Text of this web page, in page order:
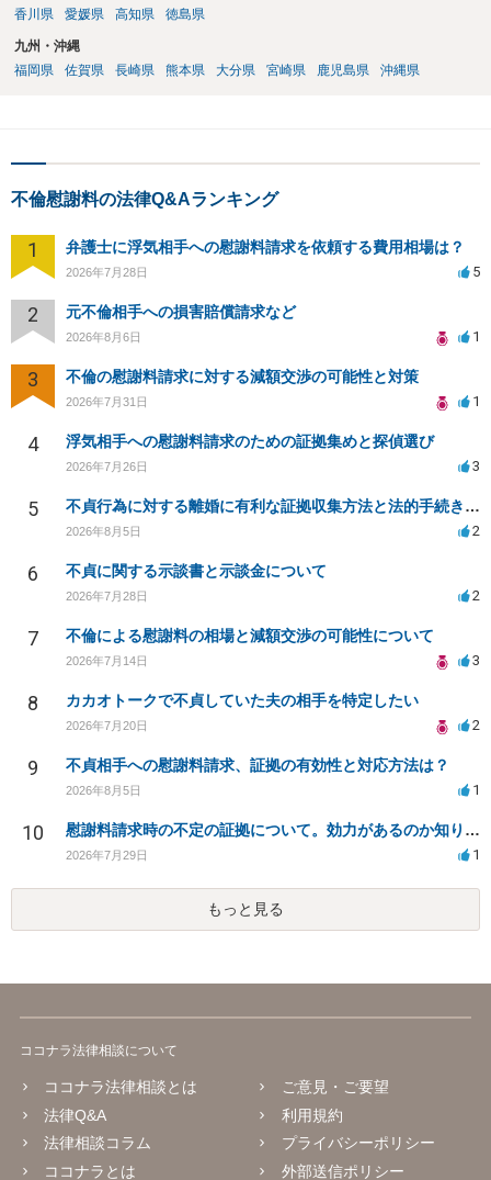
香川県
愛媛県 高知県 徳島県
九州・沖縄
福岡県
佐賀県 長崎県 熊本県 大分県 宮崎県 鹿児島県 沖縄県
不倫慰謝料の法律Q&Aランキング
1 弁護士に浮気相手への慰謝料請求を依頼する費用相場は？
2026年7月28日 5
2 元不倫相手への損害賠償請求など
2026年8月6日 1
3 不倫の慰謝料請求に対する減額交渉の可能性と対策
2026年7月31日 1
4 浮気相手への慰謝料請求のための証拠集めと探偵選び
2026年7月26日 3
5 不貞行為に対する離婚に有利な証拠収集方法と法的手続きについて
2026年8月5日 2
6 不貞に関する示談書と示談金について
2026年7月28日 2
7 不倫による慰謝料の相場と減額交渉の可能性について
2026年7月14日 3
8 カカオトークで不貞していた夫の相手を特定したい
2026年7月20日 2
9 不貞相手への慰謝料請求、証拠の有効性と対応方法は？
2026年8月5日 1
10 慰謝料請求時の不定の証拠について。効力があるのか知りたい。
2026年7月29日 1
もっと見る
ココナラ法律相談について
ココナラ法律相談とは
法律Q&A
法律相談コラム
ココナラとは
ご意見・ご要望
利用規約
プライバシーポリシー
外部送信ポリシー